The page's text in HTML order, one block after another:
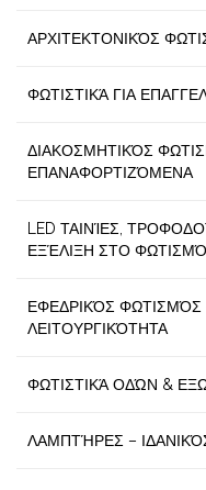
ΑΡΧΙΤΕΚΤΟΝΙΚΌΣ
ΦΩΤΙΣΤΙΚΆ ΓΙΑ
ΔΙΑΚΟΣΜΗΤΙΚΌΣ
ΕΠΑΝΑΦΟΡΤΙΖΌΜΕΝΑ
LED ΤΑΙΝΊΕΣ,
ΕΞΈΛΙΞΗ ΣΤΟ ΦΩΤΙΣΜΌ
ΕΦΕΔΡΙΚΌΣ ΦΩΤΙΣΜΌΣ
ΛΕΙΤΟΥΡΓΙΚΌΤΗΤΑ
ΦΩΤΙΣΤΙΚΆ ΟΔΏΝ &
ΛΑΜΠΤΉΡΕΣ –